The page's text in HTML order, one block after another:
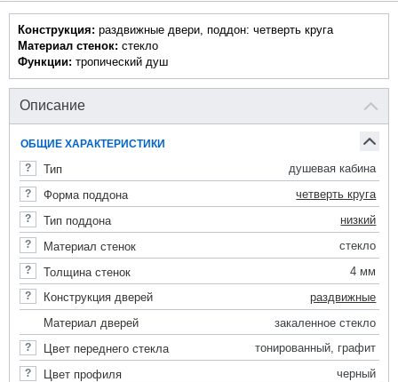
Конструкция: раздвижные двери, поддон: четверть круга
Материал стенок: стекло
Функции: тропический душ
Описание
ОБЩИЕ ХАРАКТЕРИСТИКИ
Тип
душевая кабина
Форма поддона
четверть круга
Тип поддона
низкий
Материал стенок
стекло
Толщина стенок
4 мм
Конструкция дверей
раздвижные
Материал дверей
закаленное стекло
Цвет переднего стекла
тонированный, графит
Цвет профиля
черный